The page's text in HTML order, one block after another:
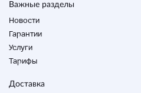
Описание продукта
Заметки
Важные разделы
Новости
Гарантии
Услуги
Тарифы
Доставка